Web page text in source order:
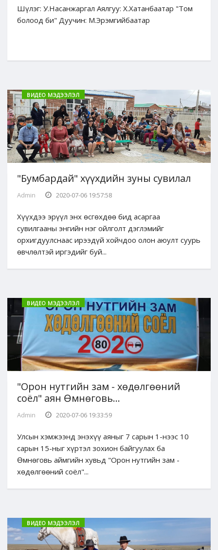
Шүлэг: У.Насанжаргал Аялгуу: Х.Хатанбаатар "Том
болоод би" Дуучин: М.Эрэмгийбаатар
ВИДЕО МЭДЭЭЛЭЛ
"Бумбардай" хүүхдийн зуны сувилал
Admin 2020-07-06 19:57:58
Хүүхдээ эрүүл энх өсгөхдөө бид асаргаа
сувилгааны энгийн нэг ойлголт дэглэмийг
орхигдуулснаас ирээдүй хойчдоо олон аюулт суурь
өвчлөлтэй иргэдийг буй...
ВИДЕО МЭДЭЭЛЭЛ
"Орон нутгийн зам - хөдөлгөөний
соёл" аян Өмнөговь...
Admin 2020-07-06 19:33:59
Улсын хэмжээнд энэхүү аяныг 7 сарын 1-нээс 10
сарын 15-ныг хүртэл зохион байгуулах ба
Өмнөговь аймгийн хувьд "Орон нутгийн зам -
хөдөлгөөний соёл"...
ВИДЕО МЭДЭЭЛЭЛ